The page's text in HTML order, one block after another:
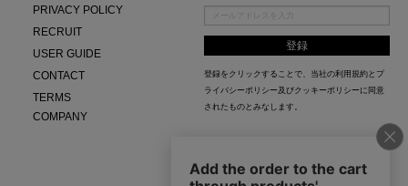
PRIVACY POLICY
RECRUIT
USER GUIDE
CONTACT
TERMS
COMPANY
登録をクリックすることで、当社の利用規約と プ
ライバシーポリシー及びクッキーポリシー に同意
されたものとみなします。
AZUL APP